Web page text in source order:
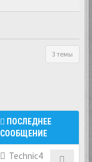
3 темы
ПОСЛЕДНЕЕ
СООБЩЕНИЕ
Technic4